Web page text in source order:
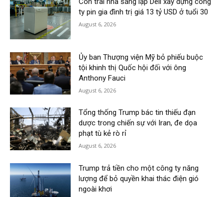
ty pin gia đình trị giá 13 tỷ USD ở tuổi 30
August 6, 2026
Ủy ban Thượng viện Mỹ bỏ phiếu buộc
tội khinh thị Quốc hội đối với ông
Anthony Fauci
August 6, 2026
Tổng thống Trump bác tin thiếu đạn
dược trong chiến sự với Iran, đe dọa
phạt tù kẻ rò rỉ
August 6, 2026
Trump trả tiền cho một công ty năng
lượng để bỏ quyền khai thác điện gió
ngoài khơi